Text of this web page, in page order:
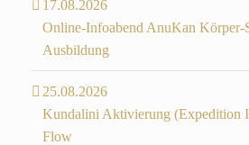
17.08.2026
Online-Infoabend AnuKan Körper-
Ausbildung
25.08.2026
Kundalini Aktivierung
Flow